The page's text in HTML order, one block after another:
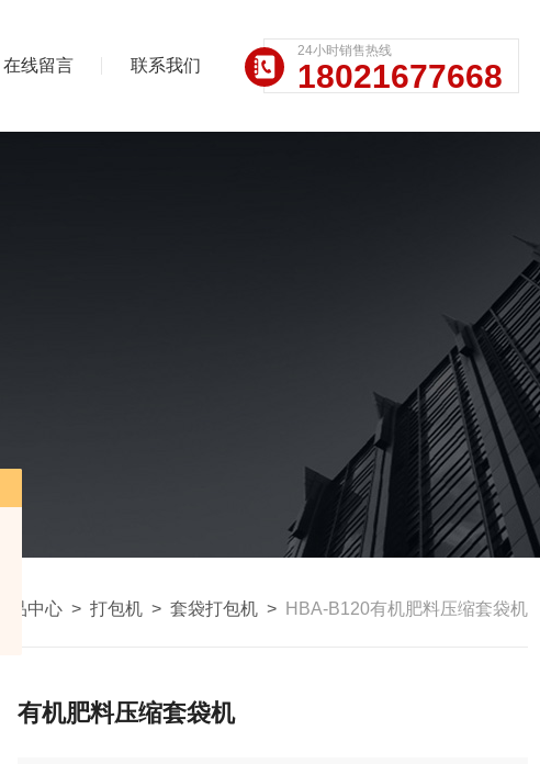
在线留言 联系我们
24小时销售热线
18021677668
产品中心 > 打包机 > 套袋打包机 > HBA-B120有机肥料压缩套袋机
有机肥料压缩套袋机